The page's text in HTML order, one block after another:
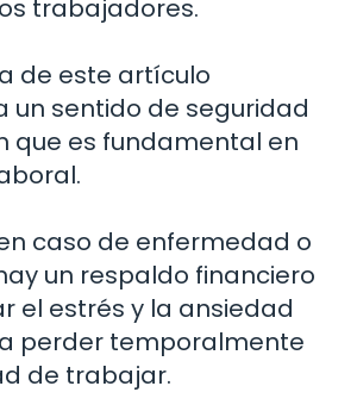
trabajadores.
de este artículo
un sentido de seguridad
que es fundamental en
caso de enfermedad o
un respaldo financiero
el estrés y la ansiedad
perder temporalmente
de trabajar.